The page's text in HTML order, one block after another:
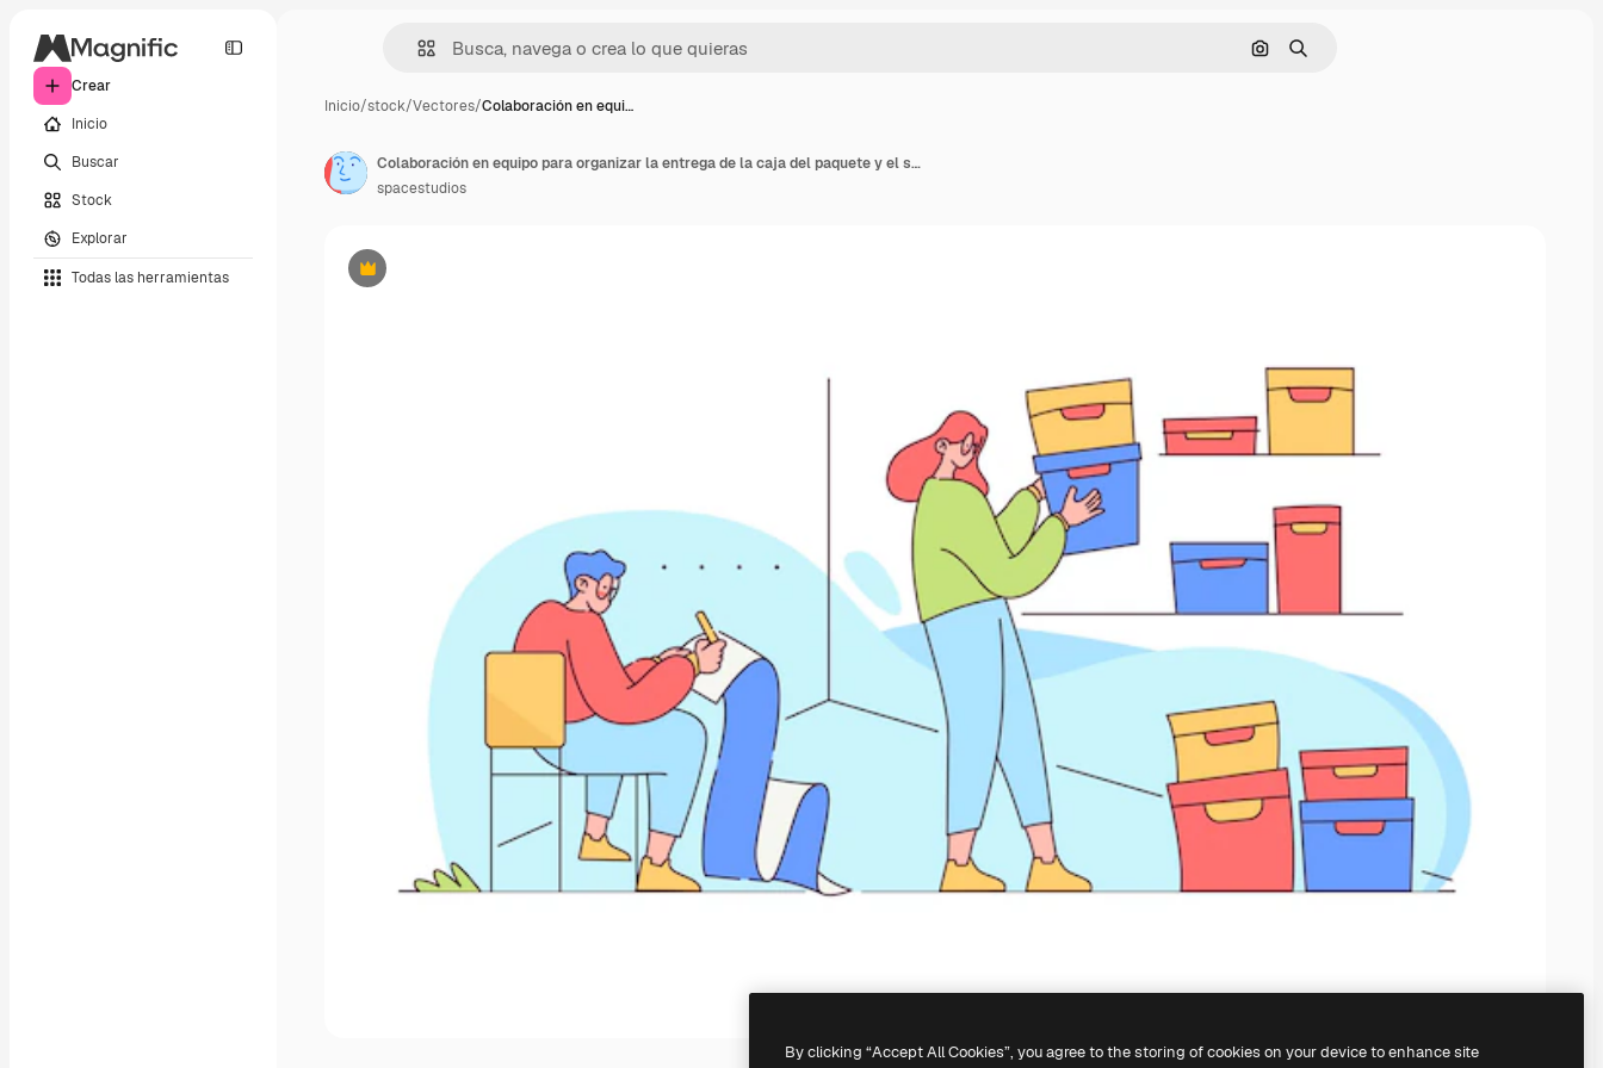
Crear
Inicio
Buscar
Stock
Explorar
Todas las herramientas
Buscar por imagen
Buscar
Inicio/stock/Vectores/Colaboración en equi…
Premium
Colaboración en equipo para organizar la entrega de la caja del paquete y el servicio de envío en el almacén
spacestudios
By clicking “Accept All Cookies”, you agree to the storing of cookies on your device to enhance site